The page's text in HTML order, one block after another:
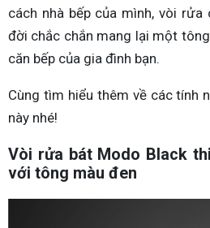
cách nhà bếp của mình, vòi rửa
đời chắc chắn mang lại một
căn bếp của gia đình bạn.
Cùng tìm hiểu thêm về các tính
này nhé!
Vòi rửa bát Modo Black
với tông màu đen